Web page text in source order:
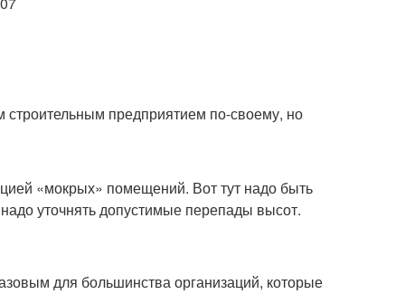
строительным предприятием по-своему, но
«мокрых» помещений. Вот тут надо быть
уточнять допустимые перепады высот.
для большинства организаций, которые